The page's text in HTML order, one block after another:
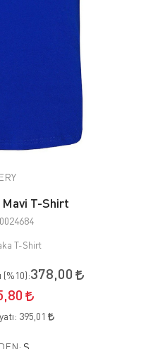
ERY
Mavi T-Shirt
T-Shirt
(%10):378,00
395,01
S